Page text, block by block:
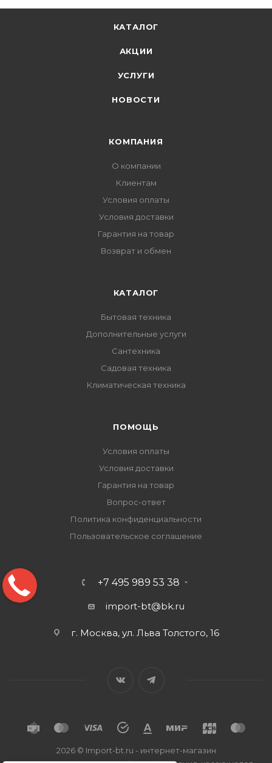
КАТАЛОГ
АКЦИИ
УСЛУГИ
НОВОСТИ
КОМПАНИЯ
О компании
Клиентам
Условия оплаты
Условия доставки
Гарантия на товар
Возврат и обмен
КАТАЛОГ
Бытовая техника
Дополнительные услуги
Сантехника
Садовая техника
Климатическая техника
ПОМОЩЬ
Условия оплаты
Условия доставки
Гарантия на товар
Вопрос-ответ
Политика конфиденциальности
Пользовательское соглашение
+7 495 989 53 38
import-bt@bk.ru
г. Москва, ул. Льва Толстого, 16
2026 © Import-bt.ru - интернет-магазин